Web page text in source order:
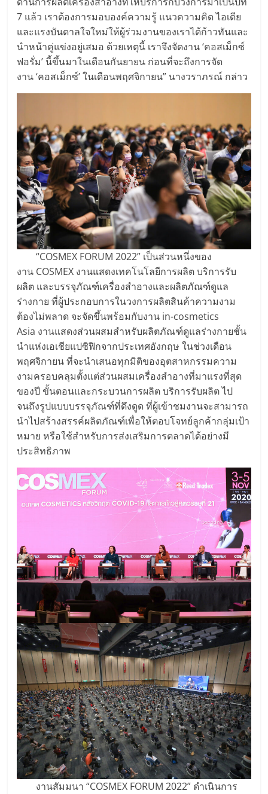
7 แล้ว เราต้องการมอบองค์ความรู้ แนวความคิด ไอเดีย
และแรงบันดาลใจใหม่ให้ผู้ร่วมงานของเราได้ก้าวทันและ
นำหน้าคู่แข่งอยู่เสมอ ด้วยเหตุนี้ เราจึงจัดงาน ‘คอสเม็กซ์
ฟอรั่ม’ นี้ขึ้นมาในเดือนกันยายน ก่อนที่จะถึงการจัด
งาน ‘คอสเม็กซ์’ ในเดือนพฤศจิกายน” นางวราภรณ์ กล่าว
“COSMEX FORUM 2022” เป็นส่วนหนึ่งของ
งาน COSMEX งานแสดงเทคโนโลยีการผลิต บริการรับ
ผลิต และบรรจุภัณฑ์เครื่องสำอางและผลิตภัณฑ์ดูแล
ร่างกาย ที่ผู้ประกอบการในวงการผลิตสินค้าความงาม
ต้องไม่พลาด จะจัดขึ้นพร้อมกับงาน in-cosmetics
Asia งานแสดงส่วนผสมสำหรับผลิตภัณฑ์ดูแลร่างกายชั้น
นำแห่งเอเชียแปซิฟิกจากประเทศอังกฤษ ในช่วงเดือน
พฤศจิกายน ที่จะนำเสนอทุกมิติของอุตสาหกรรมความ
งามครอบคลุมตั้งแต่ส่วนผสมเครื่องสำอางที่มาแรงที่สุด
ของปี ขั้นตอนและกระบวนการผลิต บริการรับผลิต ไป
จนถึงรูปแบบบรรจุภัณฑ์ที่ดึงดูด ที่ผู้เข้าชมงานจะสามารถ
นำไปสร้างสรรค์ผลิตภัณฑ์เพื่อให้ตอบโจทย์ลูกค้ากลุ่มเป้า
หมาย หรือใช้สำหรับการส่งเสริมการตลาดได้อย่างมี
ประสิทธิภาพ
งานสัมมนา “COSMEX FORUM 2022” ดำเนินการ